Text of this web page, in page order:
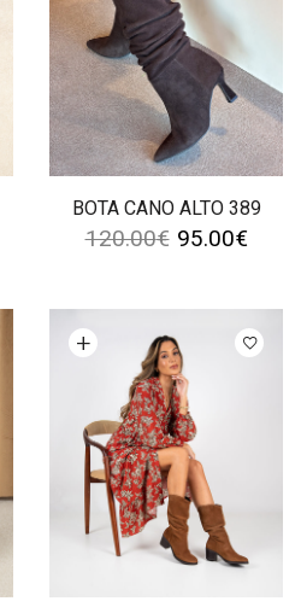
BOTA CANO ALTO 389
120.00€ 95.00€
Ver opções